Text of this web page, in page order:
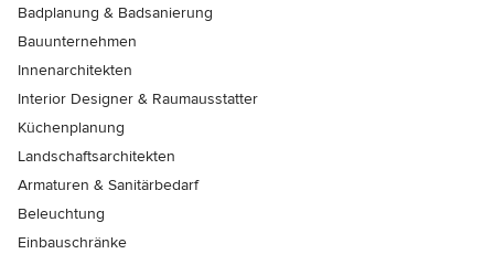
Badplanung & Badsanierung
Bauunternehmen
Innenarchitekten
Interior Designer & Raumausstatter
Küchenplanung
Landschaftsarchitekten
Armaturen & Sanitärbedarf
Beleuchtung
Einbauschränke